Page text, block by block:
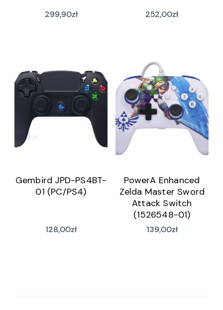
299,90zł 252,00zł
Gembird JPD-PS4BT-
01 (PC/PS4)
128,00zł
PowerA Enhanced
Zelda Master Sword
Attack Switch
(1526548-01)
139,00zł